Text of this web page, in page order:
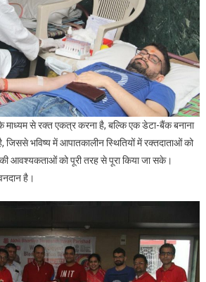
माध्यम से रक्त एकत्र करना है, बल्कि एक डेटा-बैंक बनाना
जिससे भविष्य में आपातकालीन स्थितियों में रक्तदाताओं को
आवश्यकताओं को पूरी तरह से पूरा किया जा सके।
है।